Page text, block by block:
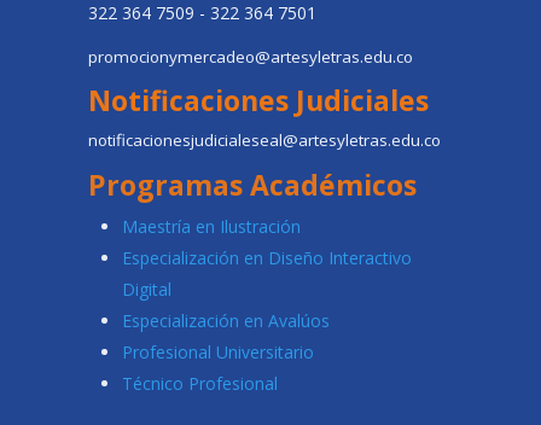
322 364 7509 - 322 364 7501
promocionymercadeo@artesyletras.edu.co
Notificaciones Judiciales
notificacionesjudicialeseal@artesyletras.edu.co
Programas Académicos
Maestría en Ilustración
Especialización en Diseño Interactivo
Digital
Especialización en Avalúos
Profesional Universitario
Técnico Profesional